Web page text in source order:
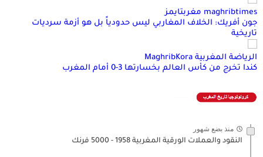
maghribtimes مغربتايمز
جون أفريك: الخلاف المغاربي ليس حدودياً بل هو أزمة سرديات
تاريخية
الرياضة المغربية MaghribKora
كندا تخرج من كأس العالم بخسارتها 3-0 أمام المغرب
منذ بضع شهور
النقود والعملات الورقية المغربية 1958 - 5000 فرنك